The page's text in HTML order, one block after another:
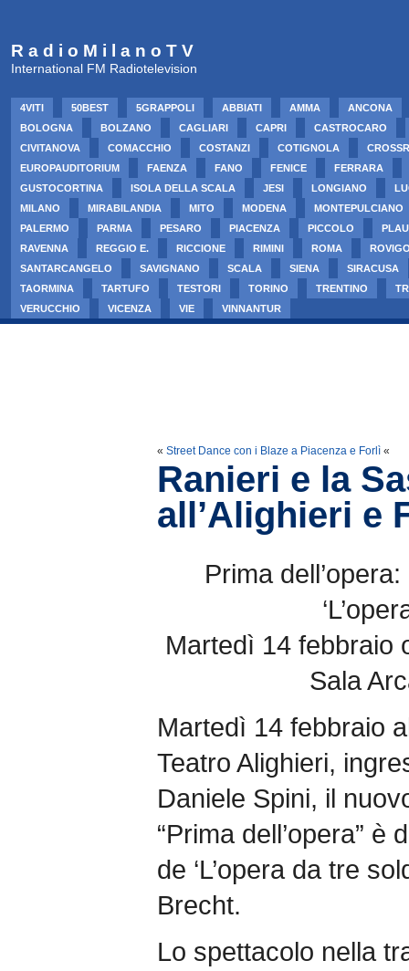
R a d i o M i l a n o T V
International FM Radiotelevision
4VITI 50BEST 5GRAPPOLI ABBIATI AMMA
ANCONA
BOLOGNA
BOLZANO CAGLIARI CAPRI
CASTROCARO
CIVITANOVA
COMACCHIO COSTANZI COTIGNOLA
EUROPAUDITORIUM
FAENZA FANO FENICE
FERRARA
GUSTOCORTINA
ISOLA DELLA SCALA JESI LONGIANO
MILANO
MIRABILANDIA MITO MODENA
MONTEPULCIANO
PALERMO
PARMA PESARO PIACENZA PICCOLO
RAVENNA
REGGIO E. RICCIONE RIMINI ROMA
SANTARCANGELO
SAVIGNANO SCALA SIENA
SIRACUSA
TAORMINA
TARTUFO TESTORI TORINO TRENTINO
VERUCCHIO
VICENZA VIE VINNANTUR
« Street Dance con i Blaze a Piacenza e Forlì «
Ranieri e la
all’Alighieri e
Prima
Martedì 14 febbraio
Sala
Martedì 14 febbraio
Teatro Alighieri,
Daniele Spini, il
“Prima dell’opera”
de ‘L’opera da tre
Brecht.
Lo spettacolo nella